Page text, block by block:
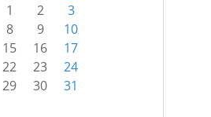
1 2
3
8 9
10
15 16
17
22 23
24
29 30 31